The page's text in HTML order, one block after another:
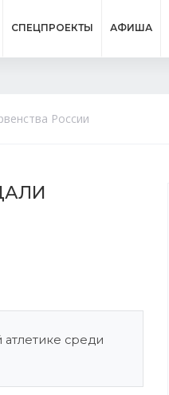
СПЕЦПРОЕКТЫ АФИША
России
среди